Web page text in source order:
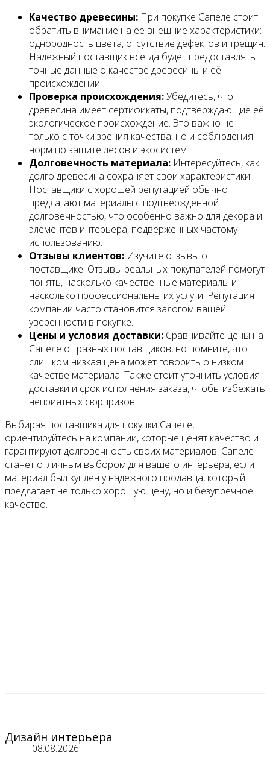
Качество древесины: При покупке Сапеле стоит
обратить внимание на её внешние характеристики:
однородность цвета, отсутствие дефектов и трещин.
Надежный поставщик всегда будет предоставлять
точные данные о качестве древесины и её
происхождении.
Проверка происхождения:Убедитесь, что
древесина имеет сертификаты, подтверждающие её
экологическое происхождение. Это важно не
только с точки зрения качества, но и соблюдения
норм по защите лесов и экосистем.
Долговечность материала: Интересуйтесь, как
долго древесина сохраняет свои характеристики.
Поставщики с хорошей репутацией обычно
предлагают материалы с подтвержденной
долговечностью, что особенно важно для декора и
элементов интерьера, подверженных частому
использованию.
Отзывы клиентов: Изучите отзывы о
поставщике. Отзывы реальных покупателей помогут
понять, насколько качественные материалы и
насколько профессиональны их услуги. Репутация
компании часто становится залогом вашей
уверенности в покупке.
Цены и условия доставки: Сравнивайте цены на
Сапеле от разных поставщиков, но помните, что
слишком низкая цена может говорить о низком
качестве материала. Также стоит уточнить условия
доставки и срок исполнения заказа, чтобы избежать
неприятных сюрпризов.
Выбирая поставщика для покупки Сапеле,
ориентируйтесь на компании, которые ценят качество и
гарантируют долговечность своих материалов. Сапеле
станет отличным выбором для вашего интерьера, если
материал был куплен у надежного продавца, который
предлагает не только хорошую цену, но и безупречное
качество.
Дизайн интерьера
08.08.2026